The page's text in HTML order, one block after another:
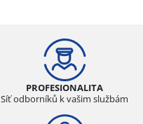
PROFESIONALITA
Síť odborníků k vašim službám